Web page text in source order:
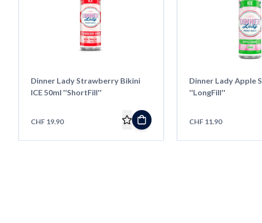
Dinner Lady Strawberry Bikini
ICE 50ml ''ShortFill''
CHF 19.90
Dinner Lady Apple
''LongFill''
CHF 11.90